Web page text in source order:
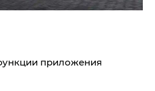
приложения